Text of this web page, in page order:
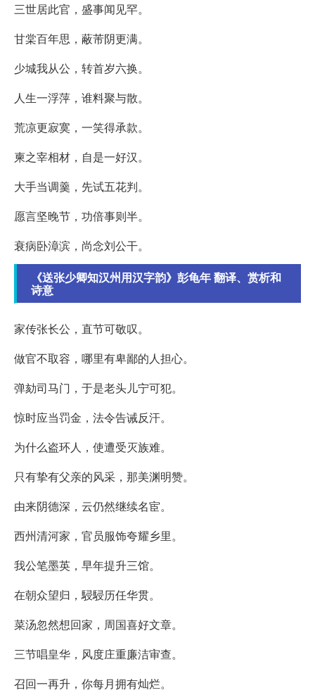
三世居此官，盛事闻见罕。
甘棠百年思，蔽芾阴更满。
少城我从公，转首岁六换。
人生一浮萍，谁料聚与散。
荒凉更寂寞，一笑得承款。
柬之宰相材，自是一好汉。
大手当调羹，先试五花判。
愿言坚晚节，功倍事则半。
衰病卧漳滨，尚念刘公干。
《送张少卿知汉州用汉字韵》彭龟年 翻译、赏析和
诗意
家传张长公，直节可敬叹。
做官不取容，哪里有卑鄙的人担心。
弹劾司马门，于是老头儿宁可犯。
惊时应当罚金，法令告诫反汗。
为什么盗环人，使遭受灭族难。
只有挚有父亲的风采，那美渊明赞。
由来阴德深，云仍然继续名宦。
西州清河家，官员服饰夸耀乡里。
我公笔墨英，早年提升三馆。
在朝众望归，駸駸历任华贯。
菜汤忽然想回家，周国喜好文章。
三节唱皇华，风度庄重廉洁审查。
召回一再升，你每月拥有灿烂。